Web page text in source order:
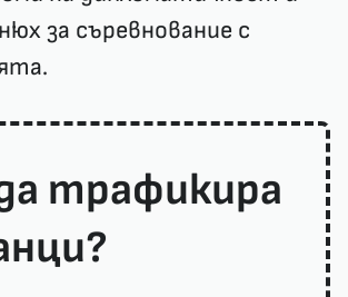
за съревнование с
трафикира